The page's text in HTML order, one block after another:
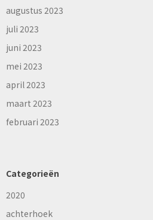
augustus 2023
juli 2023
juni 2023
mei 2023
april 2023
maart 2023
februari 2023
Categorieën
2020
achterhoek